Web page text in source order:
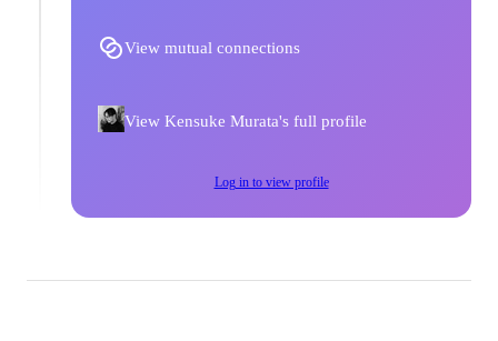
View mutual connections
View Kensuke Murata's full profile
Log in to view profile